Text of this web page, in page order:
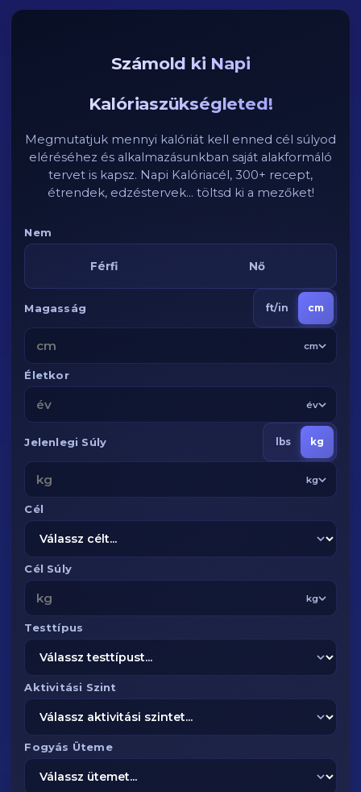
Számold ki Napi
Kalóriaszükségleted!
Megmutatjuk mennyi kalóriát kell enned cél súlyod
eléréséhez és alkalmazásunkban saját alakformáló
tervet is kapsz. Napi Kalóriacél, 300+ recept,
étrendek, edzéstervek... töltsd ki a mezőket!
Nem
Férfi Nő
Magasság ft/in cm
cm
Életkor
év
Jelenlegi Súly lbs kg
kg
Cél
Cél Súly
kg
Testtípus
Aktivitási Szint
Fogyás Üteme